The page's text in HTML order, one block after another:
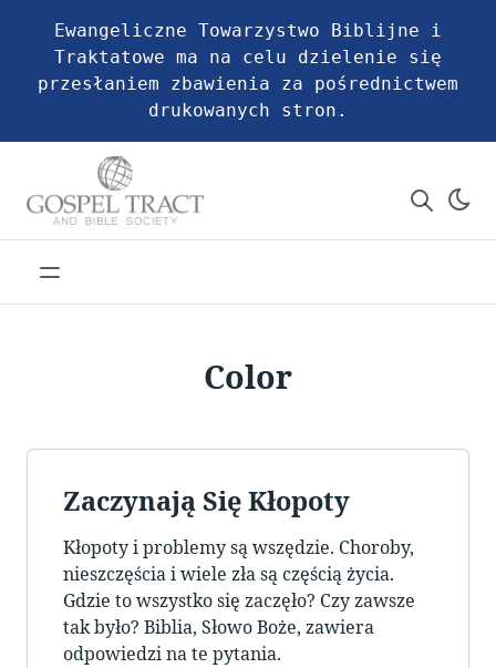
Ewangeliczne Towarzystwo Biblijne i
Traktatowe ma na celu dzielenie się
przesłaniem zbawienia za pośrednictwem
drukowanych stron.
Color
Zaczynają Się Kłopoty
Kłopoty i problemy są wszędzie. Choroby,
nieszczęścia i wiele zła są częścią życia.
Gdzie to wszystko się zaczęło? Czy zawsze
tak było? Biblia, Słowo Boże, zawiera
odpowiedzi na te pytania.